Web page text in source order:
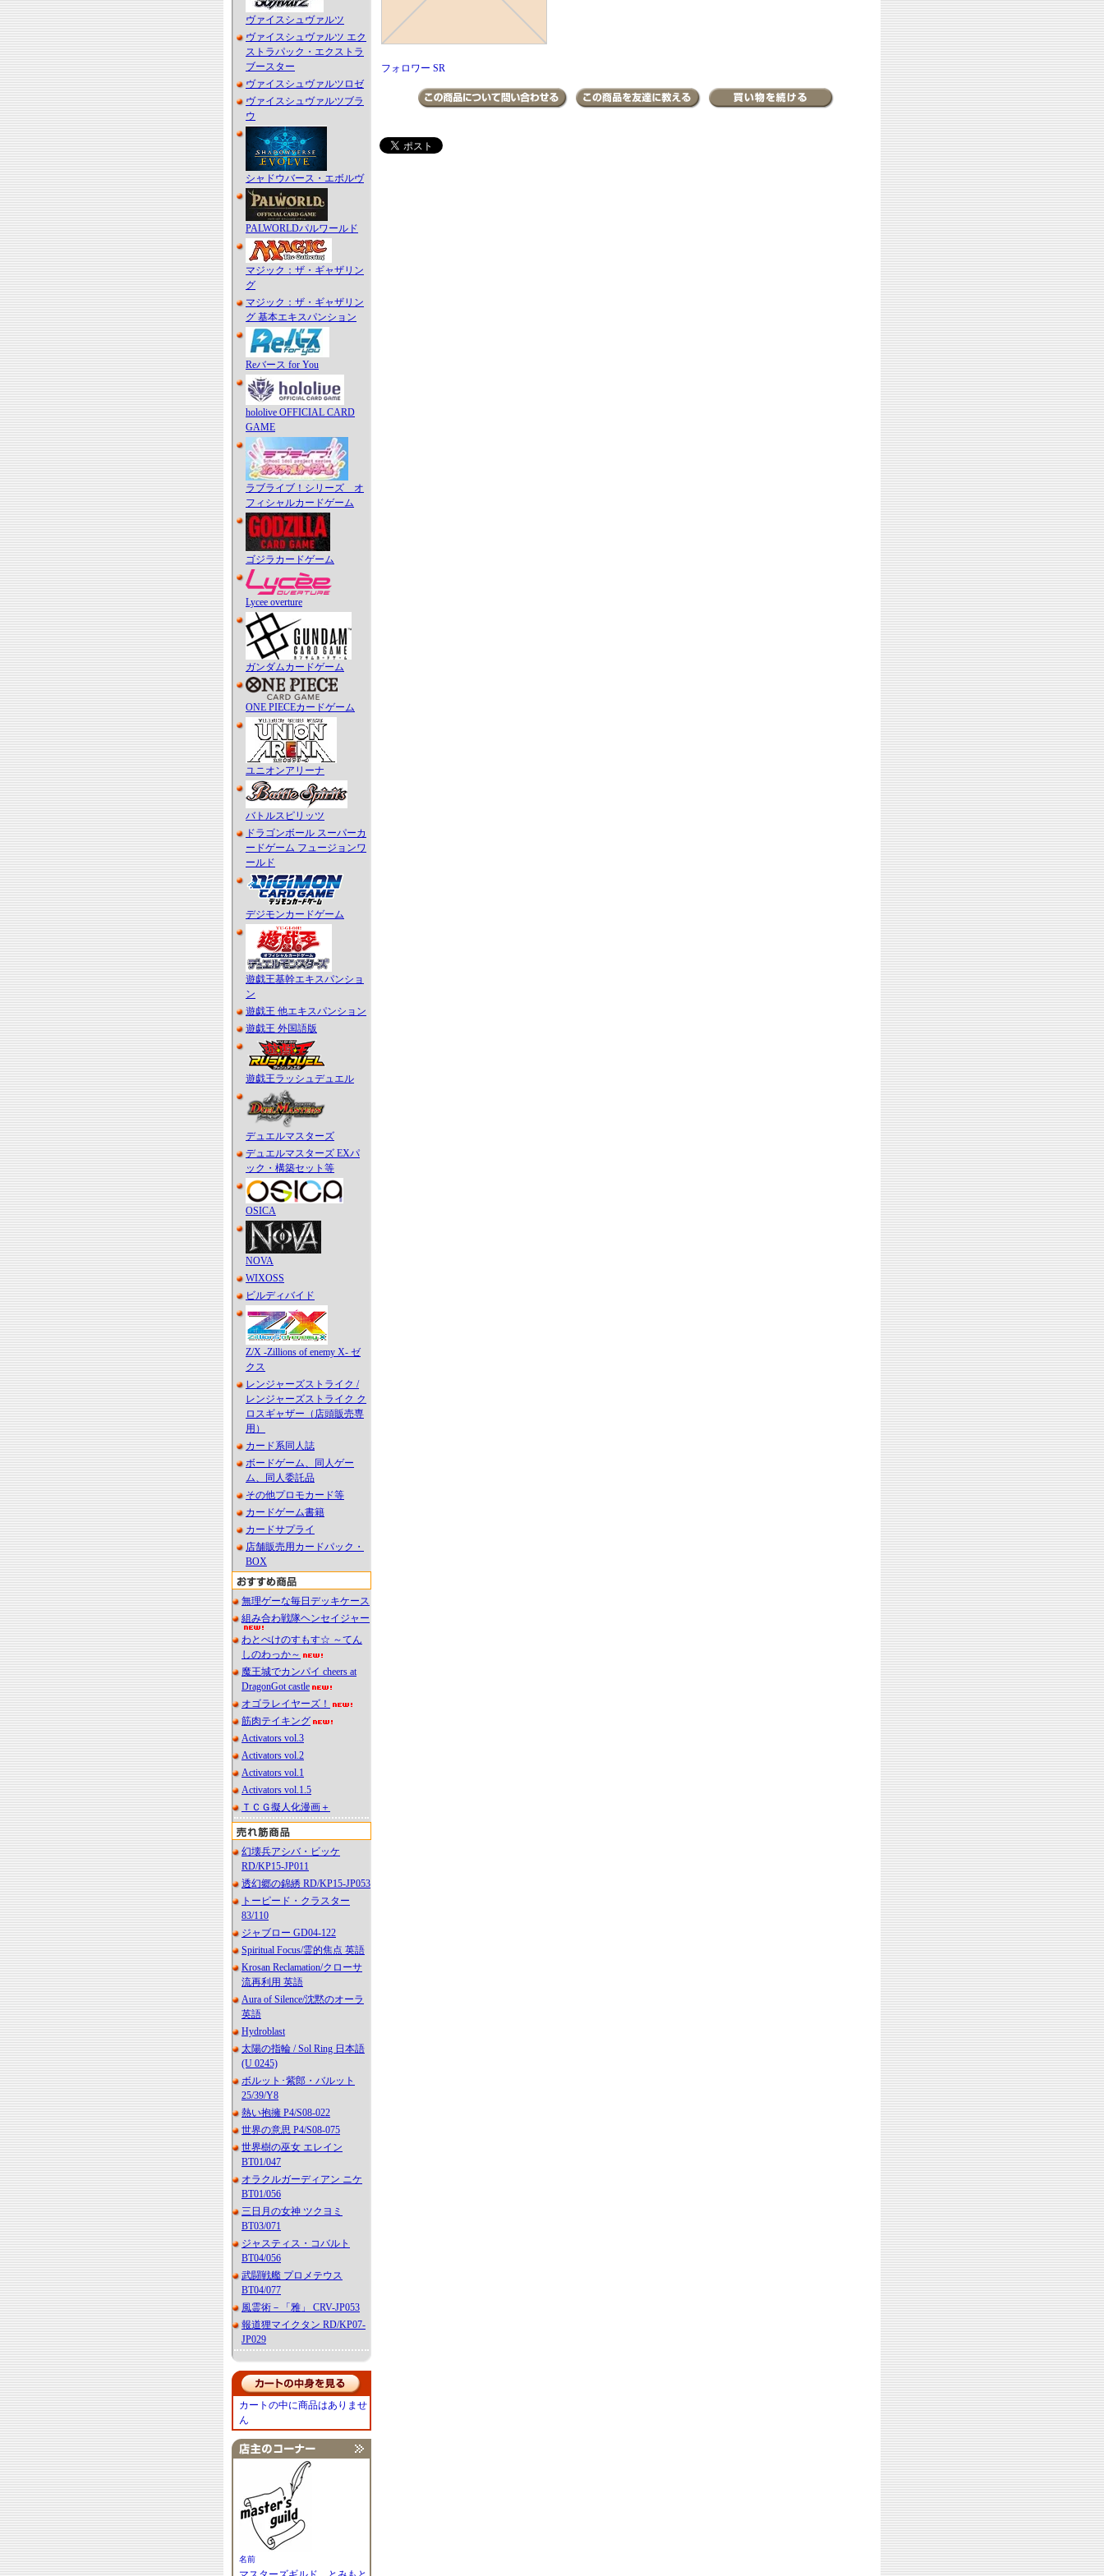
ヴァイスシュヴァルツ
ヴァイスシュヴァルツ エク
ストラパック・エクストラ
ブースター
ヴァイスシュヴァルツロゼ
ヴァイスシュヴァルツブラ
ウ
シャドウバース・エボルヴ
PALWORLDパルワールド
マジック：ザ・ギャザリン
グ
マジック：ザ・ギャザリン
グ 基本エキスパンション
Reバース for You
hololive OFFICIAL CARD
GAME
ラブライブ！シリーズ オ
フィシャルカードゲーム
ゴジラカードゲーム
Lycee overture
ガンダムカードゲーム
ONE PIECEカードゲーム
ユニオンアリーナ
バトルスピリッツ
ドラゴンボール スーパーカ
ードゲーム フュージョンワ
ールド
デジモンカードゲーム
遊戯王基幹エキスパンショ
ン
遊戯王 他エキスパンション
遊戯王 外国語版
遊戯王ラッシュデュエル
デュエルマスターズ
デュエルマスターズ EXパ
ック・構築セット等
OSICA
NOVA
WIXOSS
ビルディバイド
Z/X -Zillions of enemy X- ゼ
クス
レンジャーズストライク /
レンジャーズストライク ク
ロスギャザー（店頭販売専
用）
カード系同人誌
ボードゲーム、同人ゲー
ム、同人委託品
その他プロモカード等
カードゲーム書籍
カードサプライ
店舗販売用カードパック・
BOX
無理ゲーな毎日デッキケース
組み合わ戦隊ヘンセイジャー
わとぺけのすもす☆ ～てん
しのわっか～
魔王城でカンパイ cheers at
DragonGot castle
オゴラレイヤーズ！
筋肉テイキング
Activators vol.3
Activators vol.2
Activators vol.1
Activators vol.1.5
ＴＣＧ擬人化漫画＋
幻壊兵アシバ・ビッケ
RD/KP15-JP011
透幻郷の錦綉 RD/KP15-JP053
トーピード・クラスター
83/110
ジャブロー GD04-122
Spiritual Focus/霊的焦点 英語
Krosan Reclamation/クローサ
流再利用 英語
Aura of Silence/沈黙のオーラ
英語
Hydroblast
太陽の指輪 / Sol Ring 日本語
(U 0245)
ボルット･紫郎・バルット
25/39/Y8
熱い抱擁 P4/S08-022
世界の意思 P4/S08-075
世界樹の巫女 エレイン
BT01/047
オラクルガーディアン ニケ
BT01/056
三日月の女神 ツクヨミ
BT03/071
ジャスティス・コバルト
BT04/056
武闘戦艦 プロメテウス
BT04/077
風霊術－「雅」 CRV-JP053
報道狸マイクタン RD/KP07-
JP029
カートの中に商品はありませ
ん
名前
フォロワー SR